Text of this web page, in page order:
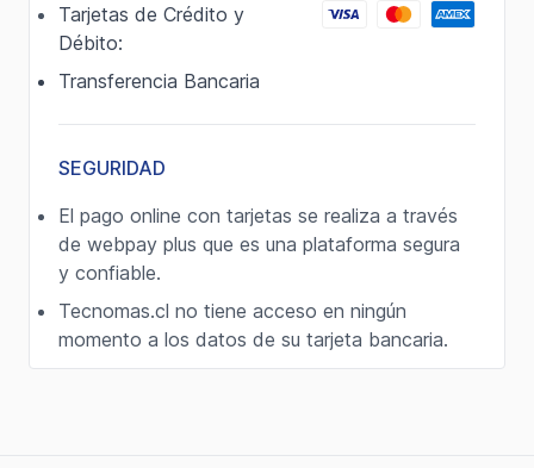
Tarjetas de Crédito y
Débito:
Transferencia Bancaria
SEGURIDAD
El pago online con tarjetas se realiza a través
de webpay plus que es una plataforma segura
y confiable.
Tecnomas.cl no tiene acceso en ningún
momento a los datos de su tarjeta bancaria.